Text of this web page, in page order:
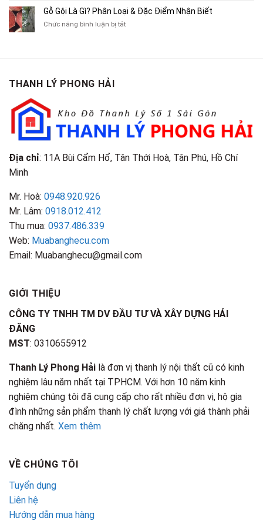
Cũ
TP.HCM
Tạp
Chí
Bán
Áo
Chít
Là
Gỗ Gội Là Gì? Phân Loại & Đặc Điểm Nhận Biết
Chức năng bình luận bị tắtở
Điểm
Nhận
Biết
THANH LÝ PHONG HẢI
Địa chỉ: 11A Bùi Cẩm Hổ, Tân Thới Hoà, Tân Phú, Hồ Chí
Minh
Mr. Hoà: 0948.920.926
Mr. Lâm: 0918.012.412
Thu mua: 0937.486.339
Web: Muabanghecu.com
Email: Muabanghecu@gmail.com
GIỚI THIỆU
CÔNG TY TNHH TM DV ĐẦU TƯ VÀ XÂY DỰNG HẢI
ĐĂNG
MST: 0310655912
Thanh Lý Phong Hải là đơn vị thanh lý nội thất cũ có kinh
nghiệm lâu năm nhất tại TPHCM. Với hơn 10 năm kinh
nghiệm chúng tôi đã cung cấp cho rất nhiều đơn vị, hộ gia
đình những sản phẩm thanh lý chất lượng với giá thành phải
chăng nhất. Xem thêm
VỀ CHÚNG TÔI
Tuyển dụng
Liên hệ
Hướng dẫn mua hàng